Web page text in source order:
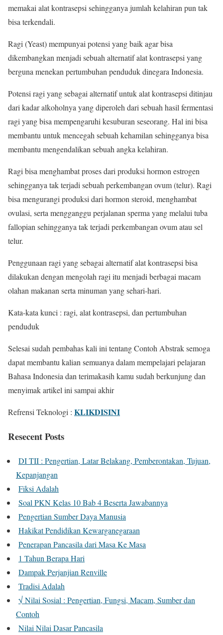
memakai alat kontrasepsi sehingganya jumlah kelahiran pun tak
bisa terkendali.
Ragi (Yeast) mempunyai potensi yang baik agar bisa
dikembangkan menjadi sebuah alternatif alat kontrasepsi yang
berguna menekan pertumbuhan penduduk dinegara Indonesia.
Potensi ragi yang sebagai alternatif untuk alat kontrasepsi ditinjau
dari kadar alkoholnya yang diperoleh dari sebuah hasil fermentasi
ragi yang bisa mempengaruhi kesuburan seseorang. Hal ini bisa
membantu untuk mencegah sebuah kehamilan sehingganya bisa
membantu mengendalikan sebuah angka kelahiran.
Ragi bisa menghambat proses dari produksi hormon estrogen
sehingganya tak terjadi sebuah perkembangan ovum (telur). Ragi
bisa mengurangi produksi dari hormon steroid, menghambat
ovulasi, serta mengganggu perjalanan sperma yang melalui tuba
fallopian sehingganya tak terjadi perkembangan ovum atau sel
telur.
Penggunaan ragi yang sebagai alternatif alat kontrasepsi bisa
dilakukan dengan mengolah ragi itu menjadi berbagai macam
olahan makanan serta minuman yang sehari-hari.
Kata-kata kunci : ragi, alat kontrasepsi, dan pertumbuhan
penduduk
Selesai sudah pembahas kali ini tentang Contoh Abstrak semoga
dapat membantu kalian semuanya dalam mempelajari pelajaran
Bahasa Indonesia dan terimakasih kamu sudah berkunjung dan
menyimak artikel ini sampai akhir
Refrensi Teknologi : KLIKDISINI
Resecent Posts
DI TII : Pengertian, Latar Belakang, Pemberontakan, Tujuan,
Kepanjangan
Fiksi Adalah
Soal PKN Kelas 10 Bab 4 Beserta Jawabannya
Pengertian Sumber Daya Manusia
Hakikat Pendidikan Kewarganegaraan
Penerapan Pancasila dari Masa Ke Masa
1 Tahun Berapa Hari
Dampak Perjanjian Renville
Tradisi Adalah
√ Nilai Sosial : Pengertian, Fungsi, Macam, Sumber dan
Contoh
Nilai Nilai Dasar Pancasila